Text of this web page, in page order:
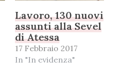
Lavoro, 130 nuovi
assunti alla Sevel
di Atessa
17 Febbraio 2017
In "In evidenza"